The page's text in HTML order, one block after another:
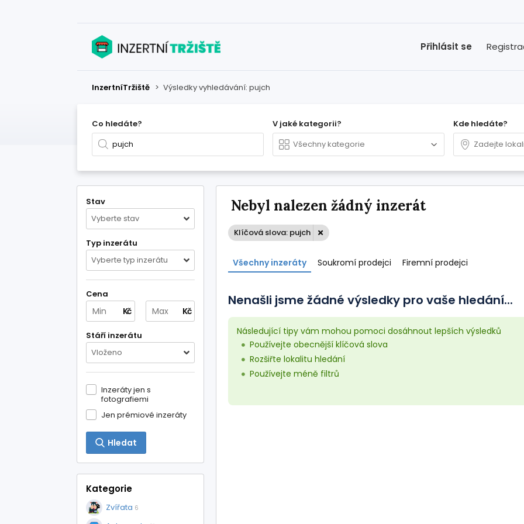
Přihlásit se
InzertníTržiště > Výsledky vyhledávání: pujch
Co hledáte? V jaké kategorii? Kde hledáte?
Stav
Vyberte stav
Typ inzerátu
Vyberte typ inzerátu
Cena
Kč Kč
Stáří inzerátu
Vloženo
Inzeráty jen s
fotografiemi
Jen prémiové inzeráty
Hledat
Kategorie
Zvířata 6
Nebyl nalezen žádný inzerát
Klíčová slova: pujch
Všechny inzeráty Soukromí prodejci Firemní prodejci
Nenašli jsme žádné výsledky pro vaše hledání...
Následující tipy vám mohou pomoci dosáhnout lepších výsledků
Používejte obecnější klíčová slova
Rozšiřte lokalitu hledání
Používejte méně filtrů